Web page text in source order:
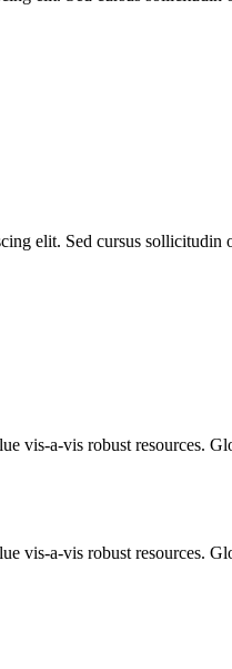
elit. Sed cursus sollicitudin
vis-a-vis robust resources.
vis-a-vis robust resources.